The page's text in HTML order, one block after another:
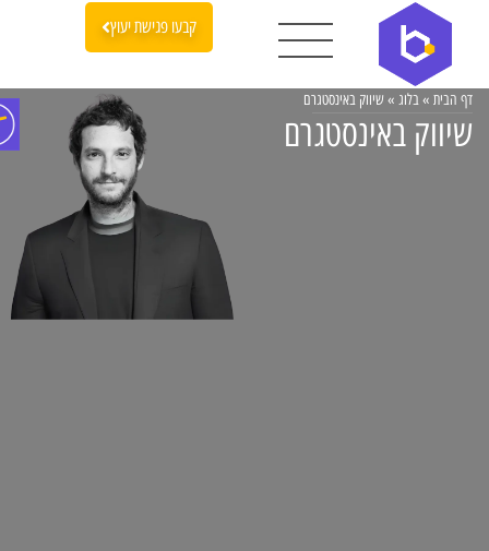
קבעו פגישת יעוץ
דף הבית»בלוג»שיווק באינסטגרם
שיווק באינסטגרם